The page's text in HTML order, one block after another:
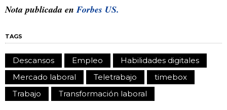
Nota publicada en Forbes US.
TAGS
Descansos Empleo
Habilidades digitales
Mercado laboral
Teletrabajo
timebox
Trabajo
Transformación laboral